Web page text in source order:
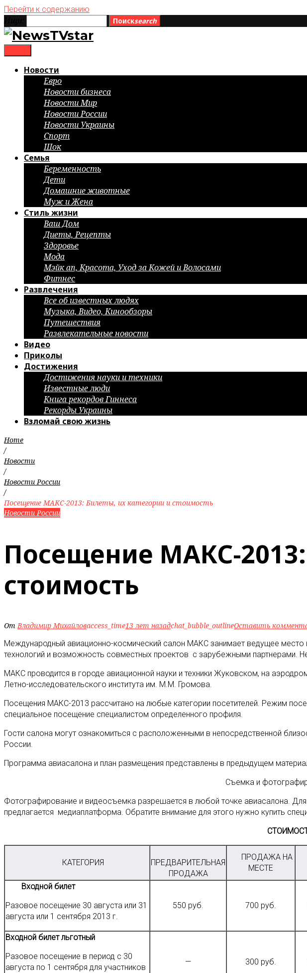
Перейти к содержанию
Поискsearch
Новости
Евро
Новости бизнеса
Новости Мир
Новости России
Новости Украины
Спорт
Шок
Семья
Беременность
Дети
Домашние животные
Муж и Жена
Стиль жизни
Ваш Дом
Диеты, Рецепты
Здоровье
Мода
Мэйк ап, Красота, Уход за Кожей и Волосами
Фитнес
Развлечения
Все об известных людях
Музыка, Видео, Кинообзоры
Путешествия
Развлекательные новости
Видео
Приколы
Достижения
Достижения науки и техники
Известные люди
Книга рекордов Гиннеса
Рекорды Украины
Взломай свою жизнь
Home
/
Новости
/
Новости России
/
Посещение МАКС-2013: Билеты, их категории и стоимость
Новости России
Посещение МАКС-
стоимость
ОтВладимир Михайловaccess_time13 лет назадchat_bubble_outlineОставить
Международный авиационно-космический салон МАКС занимает ведущее
технологий и возможность совместных проектов с зарубежными партнерами.
МАКС проводится в городе авиационной науки и техники Жуковском, на
Летно-исследовательского института им. М.М. Громова.
Посещения МАКС-2013 рассчитано на любые категории посетителей. Режим
специальное посещение специалистом определенного профиля.
Гости салона могут ознакомиться с расположенными в непосредственной
России.
Программа авиасалона и план размещения представлены в предыдущем
Съемка и
Фотографирование и видеосъемка разрешается в любой точке авиасалона.
предлагается медиаплатформа. Обратите внимание для этого нужно купить
КАТЕГОРИЯ
ПРЕДВАРИТЕЛЬНАЯ
ПРОДАЖА
ПРОДАЖА НА
МЕСТЕ
Входной билет
Разовое посещение 30 августа или 31
августа или 1 сентября 2013 г.
550 руб. 700 руб.
Входной билет льготный
Разовое посещение в период с 30
августа по 1 сентября для участников
— 300 руб.